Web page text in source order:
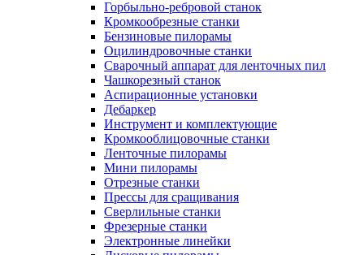
Горбыльно-ребровой станок
Кромкообрезные станки
Бензиновые пилорамы
Оцилиндровочные станки
Сварочный аппарат для ленточных пил
Чашкорезный станок
Аспирационные установки
Дебаркер
Инструмент и комплектующие
Кромкооблицовочные станки
Ленточные пилорамы
Мини пилорамы
Отрезные станки
Прессы для сращивания
Сверлильные станки
Фрезерные станки
Электронные линейки